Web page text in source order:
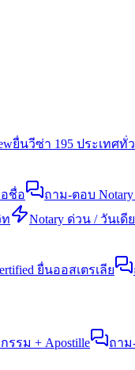
ยื่นวีซ่า 195 ประเทศทั่
ชื่อ ถาม-ตอบ
Notary ด่วน / วันเดี
ยื่นออสเตรเลีย
รม + Apostille ถาม